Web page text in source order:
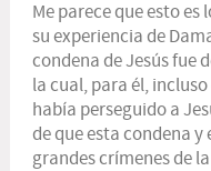
Me parece que esto es
su experiencia de
condena de Jesús fue
la cual, para él,
había perseguido a
de que esta condena y
grandes crímenes de